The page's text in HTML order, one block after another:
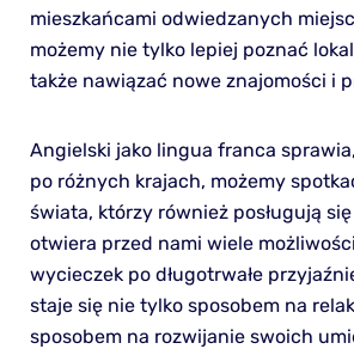
mieszkańcami odwiedzanych
możemy nie tylko lepiej poznać
także nawiązać nowe znajomości i
Angielski jako lingua franca
po różnych krajach, możemy
świata, którzy również posługują
otwiera przed nami wiele
wycieczek po długotrwałe
staje się nie tylko sposobem na
sposobem na rozwijanie swoich